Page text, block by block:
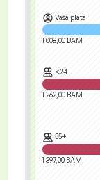
Vaša plata
1 008,00 BAM
<24
1 262,00 BAM
55+
1 397,00 BAM